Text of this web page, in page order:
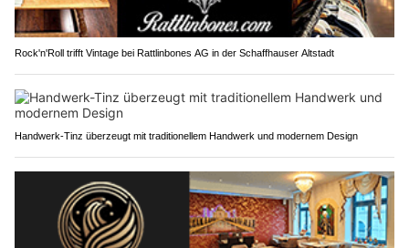
Rock'n'Roll trifft Vintage bei Rattlinbones AG in der Schaffhauser Altstadt
Handwerk-Tinz überzeugt mit traditionellem Handwerk und modernem Design